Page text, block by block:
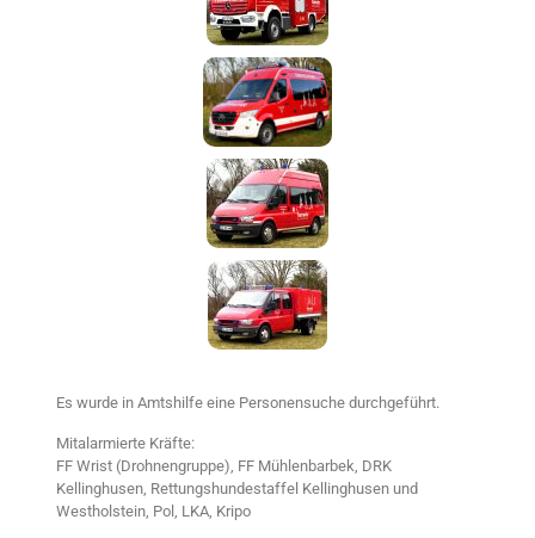
Es wurde in Amtshilfe eine Personensuche durchgeführt.
Mitalarmierte Kräfte:
FF Wrist (Drohnengruppe), FF Mühlenbarbek, DRK
Kellinghusen, Rettungshundestaffel Kellinghusen und
Westholstein, Pol, LKA, Kripo